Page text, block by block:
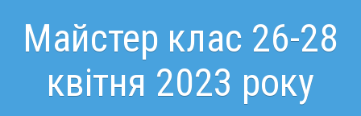
Майстер клас 26-28
квітня 2023 року